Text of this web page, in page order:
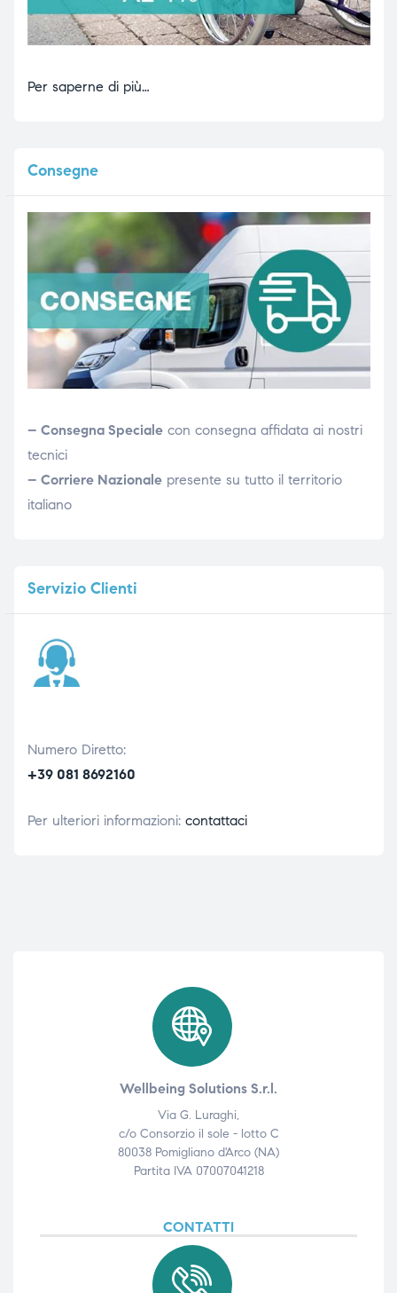
Per saperne di più…
Consegne
– Consegna Specialecon consegna affidata ai nostri
tecnici
– Corriere Nazionalepresente su tutto il territorio
italiano
ServizioClienti
Numero Diretto:
+39 081 8692160
Per ulteriori informazioni: contattaci
Wellbeing Solutions S.r.l.
Via G. Luraghi,
c/o Consorzio il sole - lotto C
80038 Pomigliano d'Arco (NA)
Partita IVA 07007041218
CONTATTI